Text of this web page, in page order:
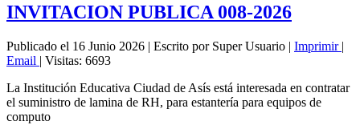
INVITACION PUBLICA 008-2026
Publicado el 16 Junio 2026 | Escrito por Super Usuario | Imprimir |
Email | Visitas: 6693
La Institución Educativa Ciudad de Asís está interesada en contratar
el suministro de lamina de RH, para estantería para equipos de
computo